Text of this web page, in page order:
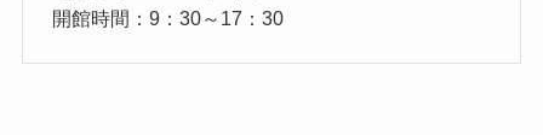
開館時間：9：30～17：30